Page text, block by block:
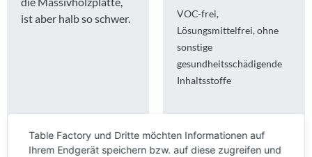
ist aber halb so schwer.
VOC-frei
Lösungsmittelfrei ohne
sonstige
gesundheitsschädigende
Inhaltsstoffe
Table Factory und Dritte möchten Informationen auf
Ihrem Endgerät speichern bzw. auf diese zugreifen und